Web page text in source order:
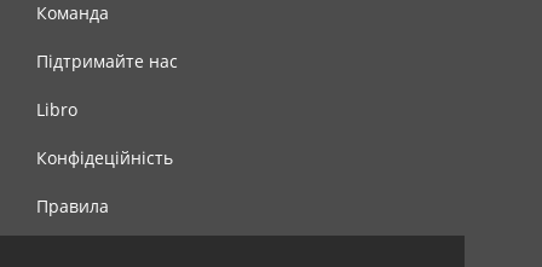
Команда
Підтримайте нас
Libro
Конфідеційність
Правила